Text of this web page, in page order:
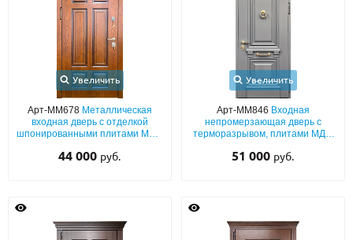
КОНТАКТЫ
Металлические двери от производителя с доставкой и установкой в
ПН-СБ - с 9:00 до 21:00, ВС - до 19:00
+7 (495) 411-44-41
Увеличить
Арт-ММ678 Металлическая
входная дверь с отделкой
шпонированными плитами МДФ
44 000 руб.
Увеличить
Арт-ММ846 Входная
непромерзающая дверь с
терморазрывом, плитами МДФ
багетным раскладом и кнокером
51 000 руб.